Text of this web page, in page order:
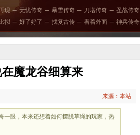
现 ─ 无忧传奇 ─ 暴雪传奇 ─ 刀塔传奇 ─ 圣战传奇
拟 ─ 好了好了 ─ 找复古传 ─ 看着外面 ─ 神兵传奇
魔龙谷细算来
来源：本站
一眼，本来还想着如何摆脱草绳的玩家，热